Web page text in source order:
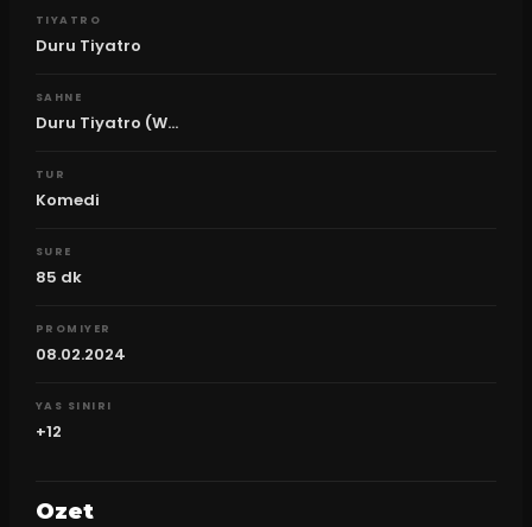
TIYATRO
Duru Tiyatro
SAHNE
Duru Tiyatro (W...
TUR
Komedi
SURE
85 dk
PROMIYER
08.02.2024
YAS SINIRI
+12
Ozet